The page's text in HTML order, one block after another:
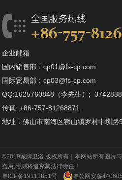
企业邮箱
国内销售部：cp01@fs-cp.com
国际贸易部：cp03@fs-cp.com
QQ:1625760848（李先生）;
传真: +86-757-81268871
地址：佛山市南海区狮山镇罗村中圳路
©2019诚牌卫浴 版权所有｜本网站所有图片
盗用,否则将追究其法律责任！
粤ICP备19111851号
粤公网安备